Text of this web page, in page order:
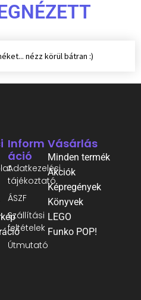
nézz körül bátran :)
Inform
Áció
Adatkezelési
tájékoztató
ÁSZF
Szállítási
feltételek
Útmutató
Vásárlás
Minden termék
Akciók
Képregények
Könyvek
LEGO
Funko POP!